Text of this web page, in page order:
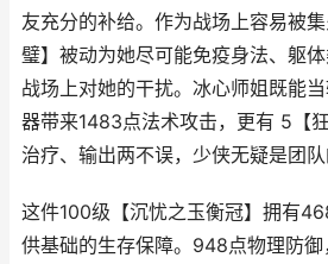
友充分的补给。作为战场上容易被
璧】被动为她尽可能免疫身法、躯
战场上对她的干扰。冰心师姐既能
器带来1483点法术攻击，更有 5【
治疗、输出两不误，少侠无疑是团队
这件100级【沉忧之玉衡冠】拥有
供基础的生存保障。948点物理防